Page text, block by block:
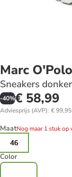
Marc
Sneakers
-40%€ 58,99
Adviesprijs (AVP): € 99,95
MaatNog maar 1 stuk op
46
Color